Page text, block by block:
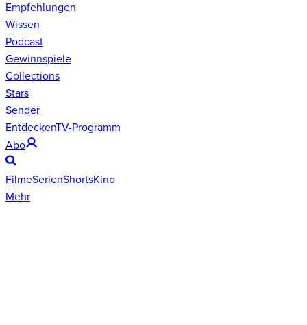
Empfehlungen
Wissen
Podcast
Gewinnspiele
Collections
Stars
Sender
EntdeckenTV-Programm
Abo
FilmeSerienShortsKino
Mehr